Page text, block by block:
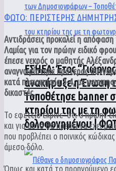
ΕΣΗΕΑ: Έτος
ανακήρυξε η Ένωση
Τοποθέτησε banner
κτηρίου της με τη
δολοφονημένου |
ΦΩΤΟ: ΠΕΡΙΣΤΕΡΗΣ ΔΗΜΗΤΡΗΣ
Αντιδράσεις προκαλεί η
Λαμίας για τον πρώην ειδικό
έπεσε νεκρός ο μαθητής
αναγνωρίστηκε πρότερος
κατά πλειοψηφία 3-4, με
δικαστές.
Το εφετείο έκρινε ότι ο πρώην
και για αυτό θα πρέπει να έχει
που προβλέπει ο ποινικός
άμεσο δόλο.
Όπως και κατά το προηγούμενο